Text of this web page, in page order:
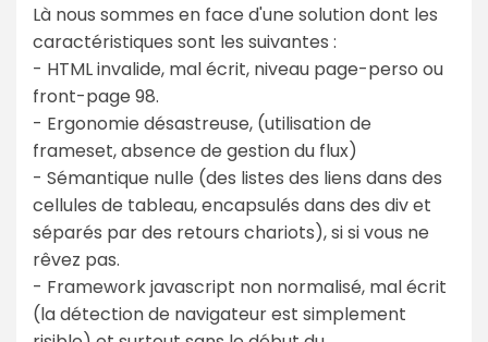
Là nous sommes en face d'une solution dont les
caractéristiques sont les suivantes :
- HTML invalide, mal écrit, niveau page-perso ou
front-page 98.
- Ergonomie désastreuse, (utilisation de
frameset, absence de gestion du flux)
- Sémantique nulle (des listes des liens dans des
cellules de tableau, encapsulés dans des div et
séparés par des retours chariots), si si vous ne
rêvez pas.
- Framework javascript non normalisé, mal écrit
(la détection de navigateur est simplement